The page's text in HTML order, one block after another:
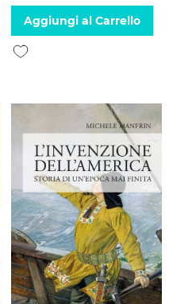
Aggiungi al Carrello
Aggiungi alla lista desideri